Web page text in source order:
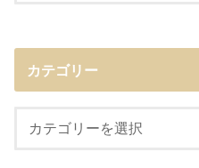
カテゴリー